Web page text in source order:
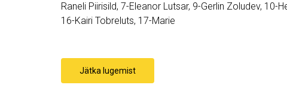
Raneli Piirisild, 7-Eleanor Lutsar, 9-Gerlin Zoludev,
16-Kairi Tobreluts, 17-Marie
Jätka lugemist